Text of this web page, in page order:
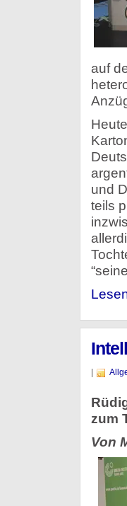
auf
und
teils
zum
Von